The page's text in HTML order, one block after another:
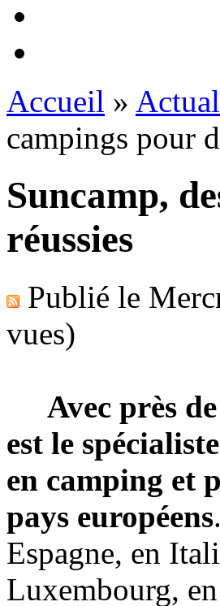
Accueil »
campings pour
Suncamp,
réussies
Publié le
vues)
Avec près de
est le
en camping et
pays européens
Espagne, en
Luxembourg,